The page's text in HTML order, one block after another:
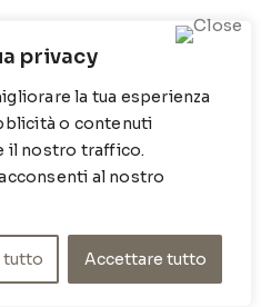
privacy
la tua esperienza
o contenuti
il nostro traffico.
al nostro
tutto Accettare tutto